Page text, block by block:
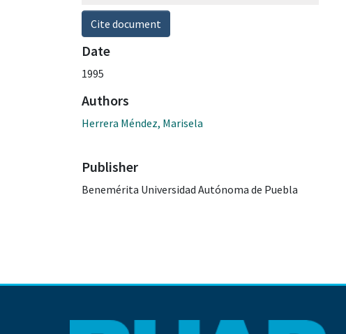
Cite document
Date
1995
Authors
Herrera Méndez, Marisela
Publisher
Benemérita Universidad Autónoma de Puebla